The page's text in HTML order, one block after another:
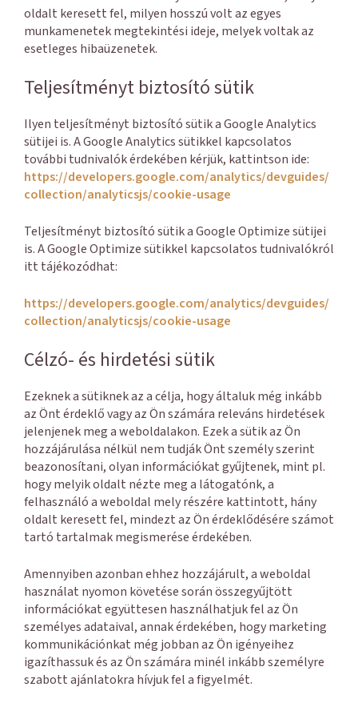
oldalt keresett fel, milyen hosszú volt az egyes
munkamenetek megtekintési ideje, melyek voltak az
esetleges hibaüzenetek.
Teljesítményt biztosító sütik
Ilyen teljesítményt biztosító sütik a Google Analytics
sütijei is. A Google Analytics sütikkel kapcsolatos
további tudnivalók érdekében kérjük, kattintson ide:
https://developers.google.com/analytics/devguides/
collection/analyticsjs/cookie-usage
Teljesítményt biztosító sütik a Google Optimize sütijei
is. A Google Optimize sütikkel kapcsolatos tudnivalókról
itt tájékozódhat:
https://developers.google.com/analytics/devguides/
collection/analyticsjs/cookie-usage
Célzó- és hirdetési sütik
Ezeknek a sütiknek az a célja, hogy általuk még inkább
az Önt érdeklő vagy az Ön számára releváns hirdetések
jelenjenek meg a weboldalakon. Ezek a sütik az Ön
hozzájárulása nélkül nem tudják Önt személy szerint
beazonosítani, olyan információkat gyűjtenek, mint pl.
hogy melyik oldalt nézte meg a látogatónk, a
felhasználó a weboldal mely részére kattintott, hány
oldalt keresett fel, mindezt az Ön érdeklődésére számot
tartó tartalmak megismerése érdekében.
Amennyiben azonban ehhez hozzájárult, a weboldal
használat nyomon követése során összegyűjtött
információkat együttesen használhatjuk fel az Ön
személyes adataival, annak érdekében, hogy marketing
kommunikációnkat még jobban az Ön igényeihez
igazíthassuk és az Ön számára minél inkább személyre
szabott ajánlatokra hívjuk fel a figyelmét.